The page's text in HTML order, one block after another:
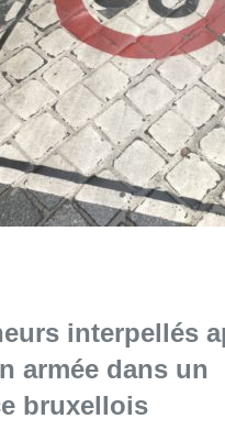
interpellés
armée dans un
bruxellois